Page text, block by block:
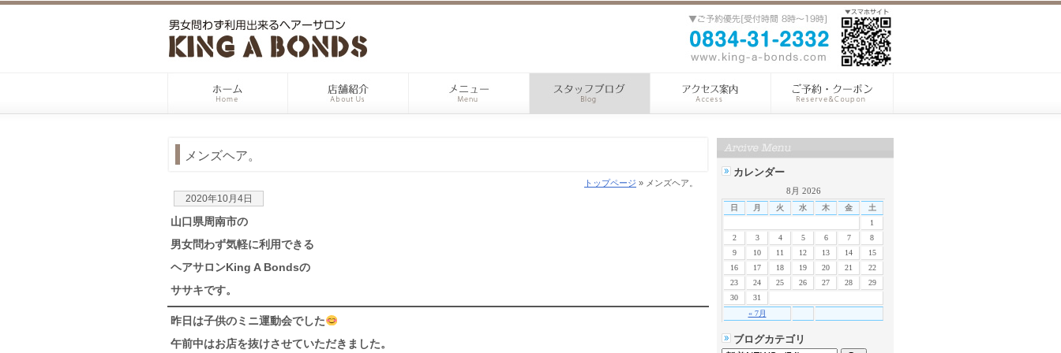
カレンダー
8月 2026
日 月 火 水 木 金 土
« 7月
1
2
3 4 5 6 7
8
9
10 11 12 13 14
15
16
17 18 19 20 21
22
23
24 25 26 27 28
29
30
31
ブログカテゴリ
メンズヘア。
トップページ » メンズヘア。
2020年10月4日
山口県周南市の
男女問わず気軽に利用できる
ヘアサロンKing A Bondsの
ササキです。
昨日は子供のミニ運動会でした
午前中はお店を抜けさせていただきました。